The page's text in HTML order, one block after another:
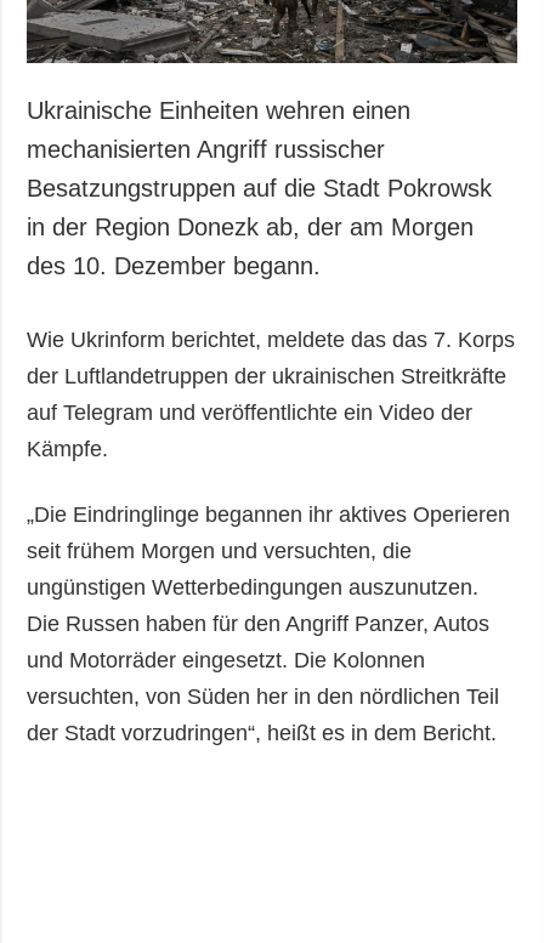
Ukrainische Einheiten wehren einen
mechanisierten Angriff russischer
Besatzungstruppen auf die Stadt Pokrowsk
in der Region Donezk ab, der am Morgen
des 10. Dezember begann.
Wie Ukrinform berichtet, meldete das das 7. Korps
der Luftlandetruppen der ukrainischen Streitkräfte
auf Telegram und veröffentlichte ein Video der
Kämpfe.
„Die Eindringlinge begannen ihr aktives Operieren
seit frühem Morgen und versuchten, die
ungünstigen Wetterbedingungen auszunutzen.
Die Russen haben für den Angriff Panzer, Autos
und Motorräder eingesetzt. Die Kolonnen
versuchten, von Süden her in den nördlichen Teil
der Stadt vorzudringen“, heißt es in dem Bericht.